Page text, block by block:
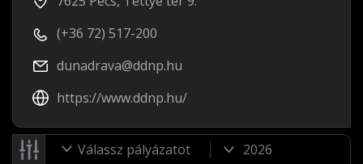
(+36 72) 517-200
dunadrava@ddnp.hu
https://www.ddnp.hu/
Válassz pályázatot